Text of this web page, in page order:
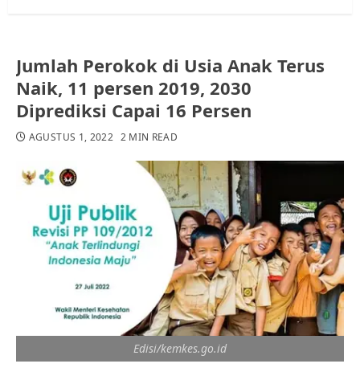
Jumlah Perokok di Usia Anak Terus
Naik, 11 persen 2019, 2030
Diprediksi Capai 16 Persen
AGUSTUS 1, 2022 2 MIN READ
Edisi/kemkes.go.id